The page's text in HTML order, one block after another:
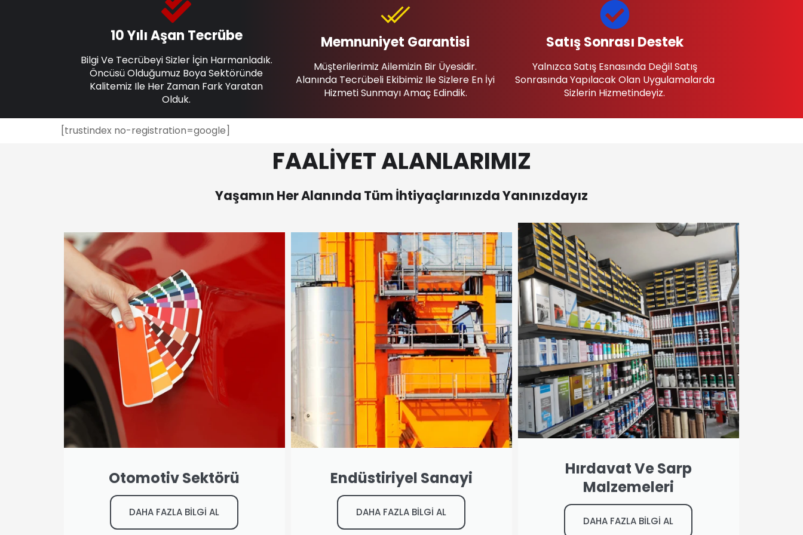
10 Yılı Aşan Tecrübe
Bilgi Ve Tecrübeyi Sizler İçin Harmanladık.
Öncüsü Olduğumuz Boya Sektöründe
Kalitemiz Ile Her Zaman Fark Yaratan
Olduk.
Memnuniyet Garantisi
Müşterilerimiz Ailemizin Bir Üyesidir.
Alanında Tecrübeli Ekibimiz Ile Sizlere En İyi
Hizmeti Sunmayı Amaç Edindik.
Satış Sonrası Destek
Yalnızca Satış Esnasında Değil Satış
Sonrasında Yapılacak Olan Uygulamalarda
Sizlerin Hizmetindeyiz.
[trustindex no-registration=google]
FAALİYET ALANLARIMIZ
Yaşamın Her Alanında Tüm İhtiyaçlarınızda Yanınızdayız
Otomotiv Sektörü
DAHA FAZLA BİLGİ AL
Endüstiriyel Sanayi
DAHA FAZLA BİLGİ AL
Hırdavat Ve Sarp
Malzemeleri
DAHA FAZLA BİLGİ AL